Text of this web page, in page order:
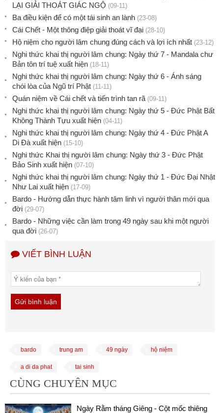
LẠI GIẢI THOÁT GIÁC NGỘ (09-11)
Ba điều kiện để có một tái sinh an lành (23-08)
Cái Chết - Một thông điệp giải thoát vĩ đại (28-10)
Hộ niệm cho người lâm chung đúng cách và lợi ích nhất (23-12)
Nghi thức khai thị người lâm chung: Ngày thứ 7 - Mandala chư
Bản tôn trí tuệ xuất hiện (18-11)
Nghi thức khai thị người lâm chung: Ngày thứ 6 - Ánh sáng
chói lòa của Ngũ trí Phật (11-11)
Quán niệm về Cái chết và tiến trình tan rã (09-11)
Nghi thức khai thị người lâm chung: Ngày thứ 5 - Đức Phật Bất
Không Thành Tựu xuất hiện (04-11)
Nghi thức khai thị người lâm chung: Ngày thứ 4 - Đức Phật A
Di Đà xuất hiện (15-10)
Nghi thức Khai thị người lâm chung: Ngày thứ 3 - Đức Phật
Bảo Sinh xuất hiện (07-10)
Nghi thức khai thị người lâm chung: Ngày thứ 1 - Đức Đại Nhật
Như Lai xuất hiện (17-09)
Bardo - Hướng dẫn thực hành tâm linh vì người thân mới qua
đời (29-07)
Bardo - Những việc cần làm trong 49 ngày sau khi một người
qua đời (26-07)
VIẾT BÌNH LUẬN
bardo trung am 49 ngày hộ niệm
a di da phat tai sinh
CÙNG CHUYÊN MỤC
Ngày Rằm tháng Giêng - Cột mốc thiêng